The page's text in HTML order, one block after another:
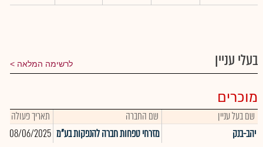
בעלי עניין לרשימה המלאה
מוכרים
שם בעל עניין שם החברה תאריך פעולה
יהב-בנק
מזרחי טפחות חברה להנפקות בע"מ 08/06/2025